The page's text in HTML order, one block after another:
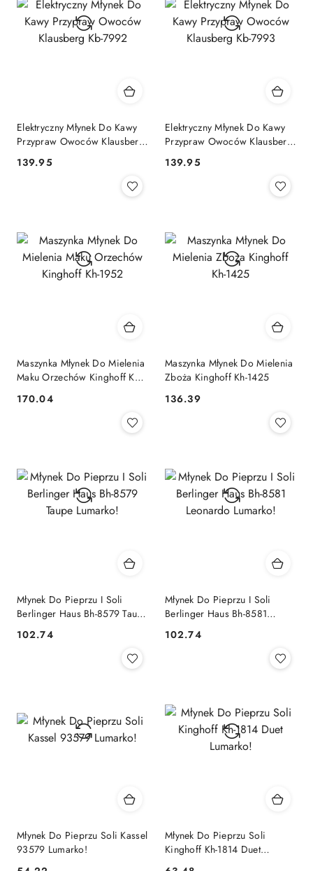
Elektryczny Młynek Do Kawy
Przypraw Owoców Klausberg
Cena:
139.95
Elektryczny Młynek Do Kawy
Przypraw Owoców Klausberg
Cena:
139.95
Maszynka Młynek Do Mielenia
Maku Orzechów Kinghoff Kh-
Cena:
170.04
Maszynka Młynek Do Mielenia
Zboża Kinghoff Kh-1425
Cena:
136.39
Młynek Do Pieprzu I Soli
Berlinger Haus Bh-8579 Taupe
Cena:
102.74
Młynek Do Pieprzu I Soli
Berlinger Haus Bh-8581
Cena:
102.74
Młynek Do Pieprzu Soli Kassel
93579 Lumarko!
Młynek Do Pieprzu Soli
Kinghoff Kh-1814 Duet